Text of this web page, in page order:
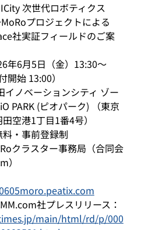
次世代ロボティクス
プロジェクトによる
社実証フィールドのご案
年6月5日（金）13:30～
開始 13:00）
イノベーションシティ ゾー
PARK (ピオパーク) （東京
空港1丁目1番4号）
・事前登録制
クラスター事務局（合同会
）
社プレスリリース：
main/html/rd/p/000